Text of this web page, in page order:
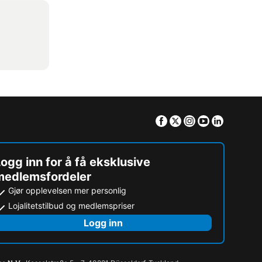
Facebook
TwitterInstagram
Youtube
inn for å få eksklusive
Gjør opplevelsen mer personlig
Lojalitetstilbud og medlemspriser
Logg inn